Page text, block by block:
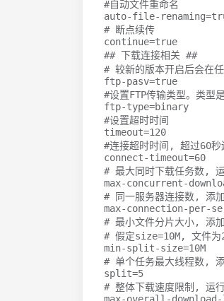
#自动文件重命名
auto-file-renaming=
# 断点续传
continue=
## 下载连接相关 ##
# 较新的版本开启后会在
ftp-pasv=
#设置FTP传输类型。类型
ftp-type=
#设置超时时间
timeout=120
#连接超时时间, 超过60秒
connect-timeout=60
# 最大同时下载任务数,
max-concurrent-
# 同一服务器连接数, 添
max-connection-per-
# 最小文件分片大小, 添
# 假定size=10M, 文件为
min-split-size=
# 单个任务最大线程数,
split=5
# 整体下载速度限制, 运